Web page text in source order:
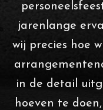
jarenlange
wij precies hoe
in de detail
hoeven te